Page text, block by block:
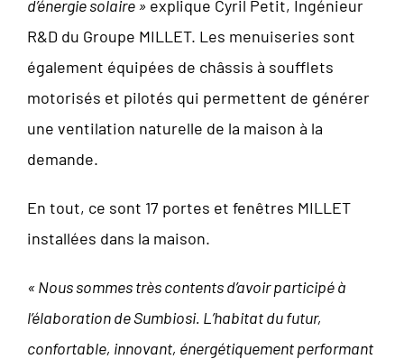
d’énergie solaire » explique Cyril Petit, Ingénieur
R&D du Groupe MILLET. Les menuiseries sont
également équipées de châssis à soufflets
motorisés et pilotés qui permettent de générer
une ventilation naturelle de la maison à la
demande.
En tout, ce sont 17 portes et fenêtres MILLET
installées dans la maison.
« Nous sommes très contents d’avoir participé à
l’élaboration de Sumbiosi. L’habitat du futur,
confortable, innovant, énergétiquement performant